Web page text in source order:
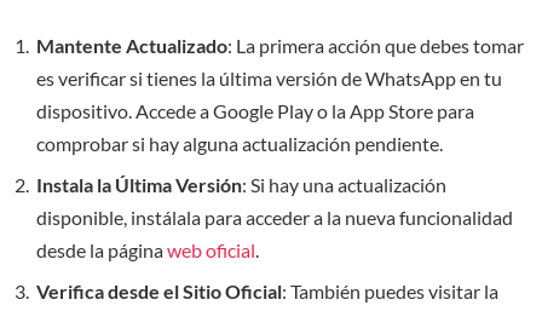
Mantente Actualizado: La primera acción que debes tomar
es verificar si tienes la última versión de WhatsApp en tu
dispositivo. Accede a Google Play o la App Store para
comprobar si hay alguna actualización pendiente.
Instala la Última Versión: Si hay una actualización
disponible, instálala para acceder a la nueva funcionalidad
desde la páginaweb oficial.
Verifica desde el Sitio Oficial: También puedes visitar la